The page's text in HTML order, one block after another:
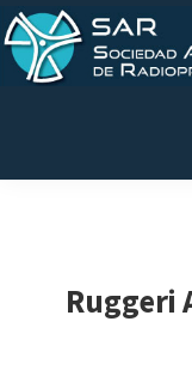
Saltar
al
contenido
Saltar
al
de
Ruggeri